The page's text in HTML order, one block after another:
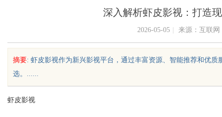
深入解析虾皮影视：打造
2026-05-05 来源：互联网
摘要: 虾皮影视作为新兴影视平台，通过丰富资源、智能推荐和优
选。......
虾皮影视
配眼镜